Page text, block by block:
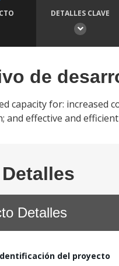
DETALLES CLAVE
de
capacity for: increased
and effective and
Detalles
del proyecto